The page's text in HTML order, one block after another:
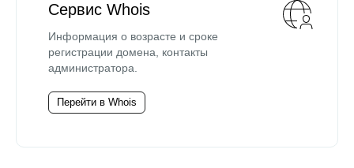
Сервис Whois
Информация о возрасте и сроке
регистрации домена, контакты
администратора.
Перейти в Whois